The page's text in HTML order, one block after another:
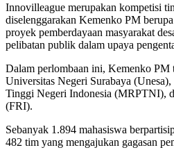
Innovilleague merupakan kompetisi
diselenggarakan Kemenko PM
proyek pemberdayaan masyarakat
pelibatan publik dalam upaya
Dalam perlombaan ini, Kemenko PM
Universitas Negeri Surabaya
Tinggi Negeri Indonesia (MRPTNI),
(FRI).
Sebanyak 1.894 mahasiswa
482 tim yang mengajukan gagasan